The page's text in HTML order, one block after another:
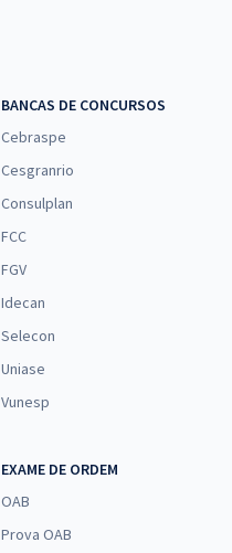
BANCAS DE CONCURSOS
Cebraspe
Cesgranrio
Consulplan
FCC
FGV
Idecan
Selecon
Uniase
Vunesp
EXAME DE ORDEM
OAB
Prova OAB